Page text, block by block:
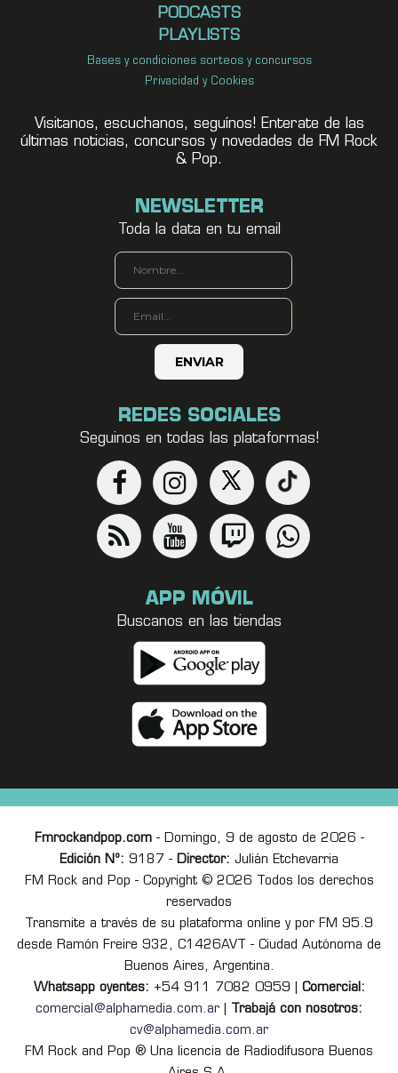
PODCASTS
PLAYLISTS
Bases y condiciones sorteos y concursos
Privacidad y Cookies
Visitanos, escuchanos, seguínos! Enterate de las
últimas noticias, concursos y novedades de FM Rock
& Pop.
NEWSLETTER
Toda la data en tu email
REDES SOCIALES
Seguinos en todas las plataformas!
APP MÓVIL
Buscanos en las tiendas
Fmrockandpop.com- Domingo, 9 de agosto de 2026 -
Edición Nº: 9187 - Director: Julián Etchevarria
FM Rock and Pop - Copyright © 2026 Todos los derechos
reservados
Transmite a través de su plataforma online y por FM 95.9
desde Ramón Freire 932, C1426AVT - Ciudad Autónoma de
Buenos Aires, Argentina.
Whatsapp oyentes: +54 911 7082 0959 | Comercial:
comercial@alphamedia.com.ar
Trabajá con nosotros:
cv@alphamedia.com.ar
FM Rock and Pop ® Una licencia de Radiodifusora Buenos